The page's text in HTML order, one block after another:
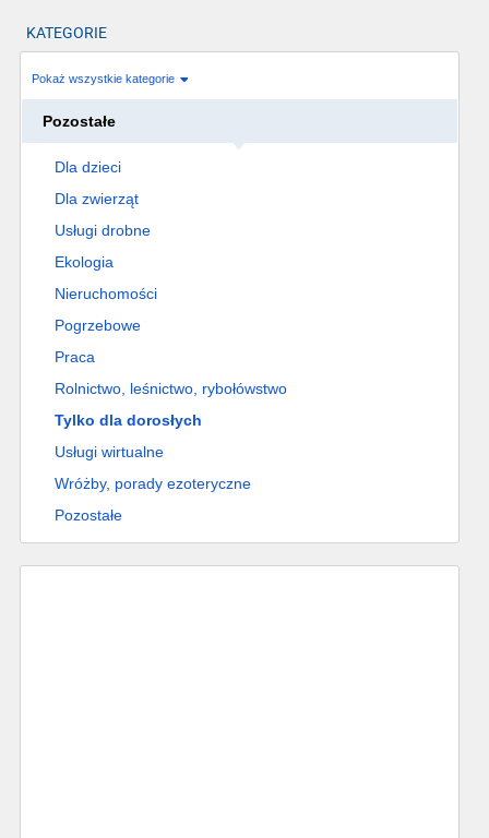
KATEGORIE
Pokaż wszystkie kategorie
Pozostałe
Dla dzieci
Dla zwierząt
Usługi drobne
Ekologia
Nieruchomości
Pogrzebowe
Praca
Rolnictwo, leśnictwo, rybołówstwo
Tylko dla dorosłych
Usługi wirtualne
Wróżby, porady ezoteryczne
Pozostałe